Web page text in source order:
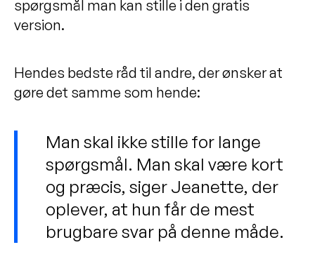
spørgsmål man kan stille i den gratis
version.
Hendes bedste råd til andre, der ønsker at
gøre det samme som hende:
Man skal ikke stille for lange
spørgsmål. Man skal være kort
og præcis, siger Jeanette, der
oplever, at hun får de mest
brugbare svar på denne måde.